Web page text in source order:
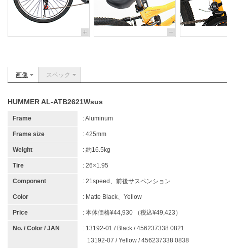
画像 スペック
HUMMER AL-ATB2621Wsus
Frame : Aluminum
Frame size : 425mm
Weight : 約16.5kg
Tire : 26×1.95
Component : 21speed、前後サスペンション
Color : Matte Black、Yellow
Price : 本体価格¥44,930 （税込¥49,423）
No. / Color / JAN
: 13192-01 / Black / 456237338 0821
13192-07 / Yellow / 456237338 0838